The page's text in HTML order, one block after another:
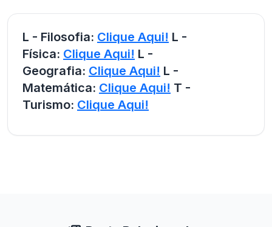
L - Filosofia: Clique Aqui! L -
Física: Clique Aqui! L -
Geografia: Clique Aqui! L -
Matemática: Clique Aqui! T -
Turismo: Clique Aqui!